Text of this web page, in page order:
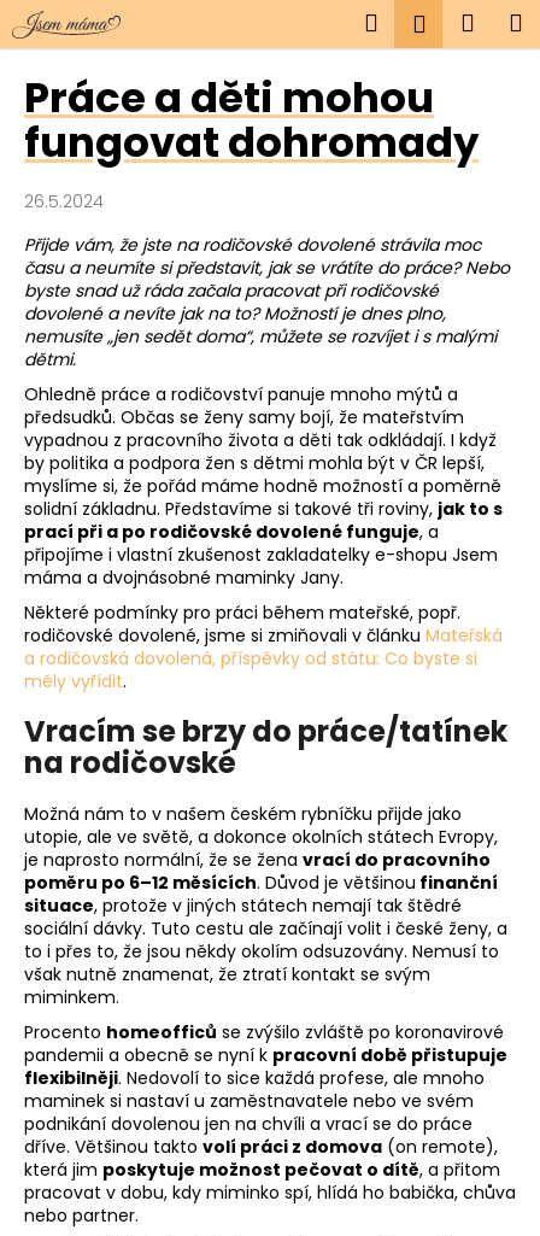
Přejít
na
obsah
Hledat
Práce a děti mohou
fungovat dohromady
26.5.2024
Přijde vám, že jste na rodičovské dovolené strávila moc
času a neumíte si představit, jak se vrátíte do práce? Nebo
byste snad už ráda začala pracovat při rodičovské
dovolené a nevíte jak na to? Možností je dnes plno,
nemusíte „jen sedět doma“, můžete se rozvíjet i s malými
dětmi.
Ohledně práce a rodičovství panuje mnoho mýtů a
předsudků. Občas se ženy samy bojí, že mateřstvím
vypadnou z pracovního života a děti tak odkládají. I když
by politika a podpora žen s dětmi mohla být v ČR lepší,
myslíme si, že pořád máme hodně možností a poměrně
solidní základnu. Představíme si takové tři roviny, jak to s
prací při a po rodičovské dovolené funguje, a
připojíme i vlastní zkušenost zakladatelky e-shopu Jsem
máma a dvojnásobné maminky Jany.
Některé podmínky pro práci během mateřské, popř.
rodičovské dovolené, jsme si zmiňovali v článku Mateřská
a rodičovská dovolená, příspěvky od státu: Co byste si
měly vyřídit.
Vracím se brzy do práce/tatínek
na rodičovské
Možná nám to v našem českém rybníčku přijde jako
utopie, ale ve světě, a dokonce okolních státech Evropy,
je naprosto normální, že se žena vrací do pracovního
poměru po 6–12 měsících. Důvod je většinou finanční
situace, protože v jiných státech nemají tak štědré
sociální dávky. Tuto cestu ale začínají volit i české ženy, a
to i přes to, že jsou někdy okolím odsuzovány. Nemusí to
však nutně znamenat, že ztratí kontakt se svým
miminkem.
Procento homeofficů se zvýšilo zvláště po koronavirové
pandemii a obecně se nyní k pracovní době přistupuje
flexibilněji. Nedovolí to sice každá profese, ale mnoho
maminek si nastaví u zaměstnavatele nebo ve svém
podnikání dovolenou jen na chvíli a vrací se do práce
dříve. Většinou takto volí práci z domova (on remote),
která jim poskytuje možnost pečovat o dítě, a přitom
pracovat v dobu, kdy miminko spí, hlídá ho babička, chůva
nebo partner.
o
C
o
p
t
ř
e
b
u
j
e
t
e
n
a
j
í
t
?
HLEDAT
D
o
p
o
r
u
č
u
j
e
m
e